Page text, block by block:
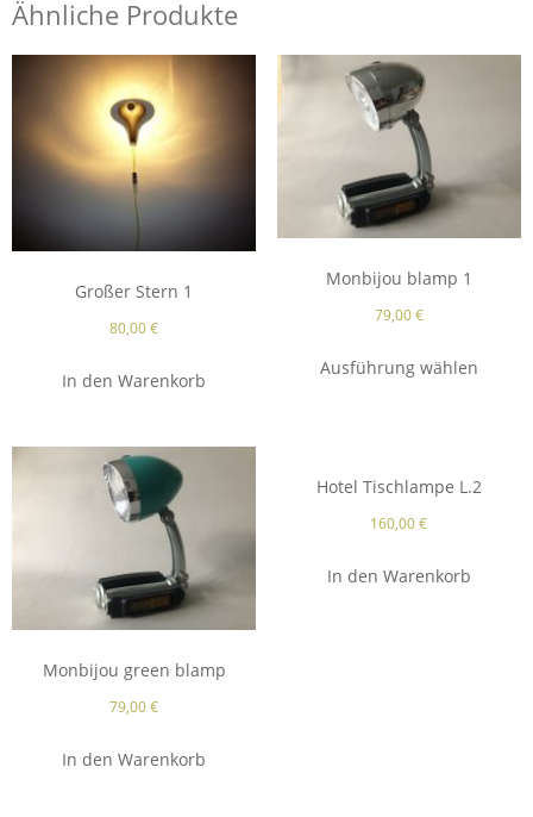
Ähnliche Produkte
Großer Stern 1
80,00€
In den Warenkorb
Monbijou blamp 1
79,00€
Ausführung wählen
Monbijou green blamp
79,00€
In den Warenkorb
Hotel Tischlampe L.2
160,00€
In den Warenkorb